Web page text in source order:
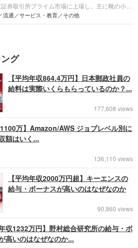
券取引所プライム市場に上場し、主に靴の小売
を展開しています。直近の業績では、マックハ
に伴う連結除外などの影響もあり減収減益とな
流通／サービス・教育／その他
グ
【平均年収864.4万円】日本郵政社員の
給料は実際いくらもらっているのか？...
177,608 views
1100万】Amazon/AWS ジョブレベル別に
額はいく...
136,110 views
【平均年収2000万円超】キーエンスの
給与・ボーナスが高いのはなぜなのか
90,860 views
年収1232万円】野村総合研究所の給与・ボ
高いのはなぜなのか...